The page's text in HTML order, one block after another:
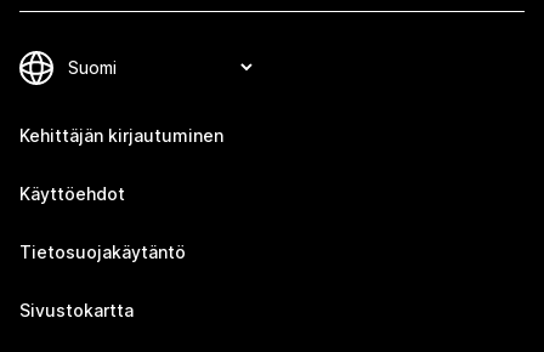
Kehittäjän kirjautuminen
Käyttöehdot
Tietosuojakäytäntö
Sivustokartta